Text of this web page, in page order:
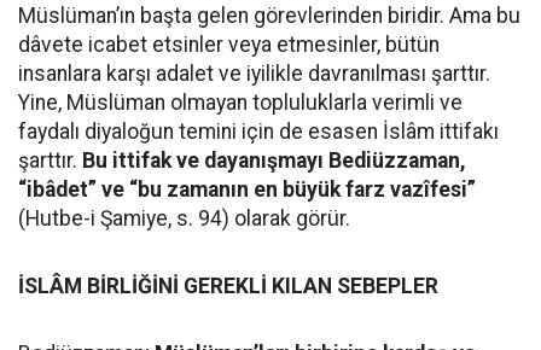
Müslüman’ın başta gelen görevlerinden biridir. Ama bu
dâvete icabet etsinler veya etmesinler, bütün
insanlara karşı adalet ve iyilikle davranılması şarttır.
Yine, Müslüman olmayan topluluklarla verimli ve
faydalı diyaloğun temini için de esasen İslâm ittifakı
şarttır. Bu ittifak ve dayanışmayı Bediüzzaman,
“ibâdet” ve “bu zamanın en büyük farz vazîfesi”
(Hutbe-i Şamiye, s. 94) olarak görür.
İSLÂM BİRLİĞİNİ GEREKLİ KILAN SEBEPLER